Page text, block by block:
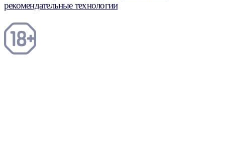
рекомендательные технологии